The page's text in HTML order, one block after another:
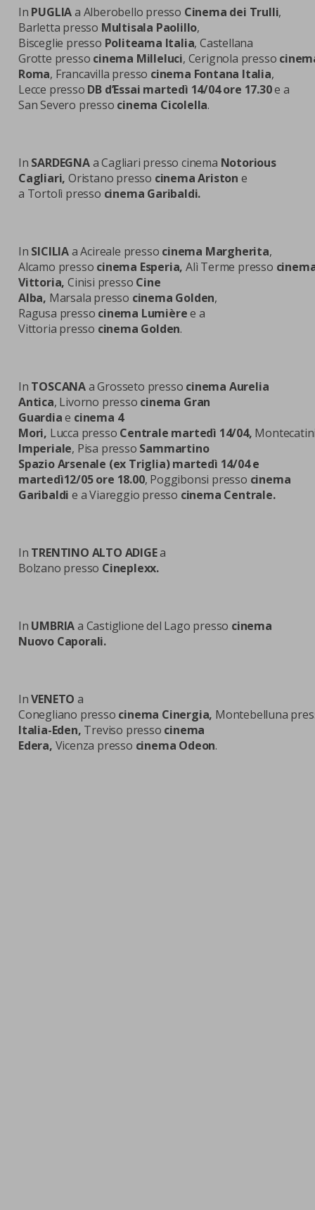
In PUGLIAa Alberobello presso Cinema dei Trulli,
Barletta presso Multisala Paolillo,
Bisceglie presso Politeama Italia, Castellana
Grotte presso cinema Milleluci, Cerignola presso
Roma, Francavilla presso cinema Fontana Italia,
Lecce presso DB d’Essai martedì 14/04 ore 17.30e a
San Severo presso cinema Cicolella.
In SARDEGNAa Cagliari presso cinema Notorious
Cagliari, Oristano presso cinema Ariston e
a Tortolì presso cinema Garibaldi.
In SICILIAa Acireale presso cinema Margherita,
Alcamo presso cinema Esperia,Alì Terme presso
Vittoria, Cinisi presso Cine
Alba, Marsala presso cinema Golden,
Ragusa presso cinema Lumièree a
Vittoria presso cinema Golden.
In TOSCANAa Grosseto presso cinema Aurelia
Antica, Livorno presso cinema Gran
Guardiae cinema 4
Mori, Lucca presso Centrale martedì 14/04,
Imperiale, Pisa presso Sammartino
Spazio Arsenale (ex Triglia) martedì 14/04 e
martedì12/05 ore 18.00, Poggibonsi presso cinema
Garibaldi e a Viareggio presso cinema Centrale.
In TRENTINO ALTO ADIGEa
Bolzano presso Cineplexx.
In UMBRIAa Castiglione del Lago presso cinema
Nuovo Caporali.
InVENETOa
Conegliano presso cinema Cinergia, Montebelluna
Italia-Eden, Treviso presso cinema
Edera, Vicenza presso cinema Odeon.